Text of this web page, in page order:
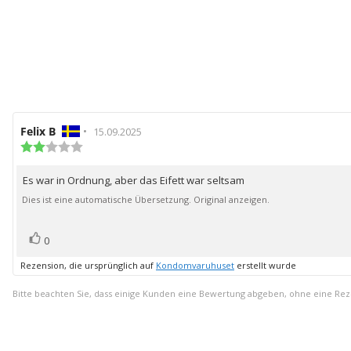
Autor
der
Felix B • Bewertungsdatum:
15.09.2025
5
Sternen
Rezensionstext:
Es war in Ordnung, aber das Eifett war seltsam
Dies ist eine automatische Übersetzung. Original anzeigen.
Stimme
0
Rezension, die ursprünglich auf Kondomvaruhuset erstellt wurde
Bitte beachten Sie, dass einige Kunden eine Bewertung abgeben, ohne eine